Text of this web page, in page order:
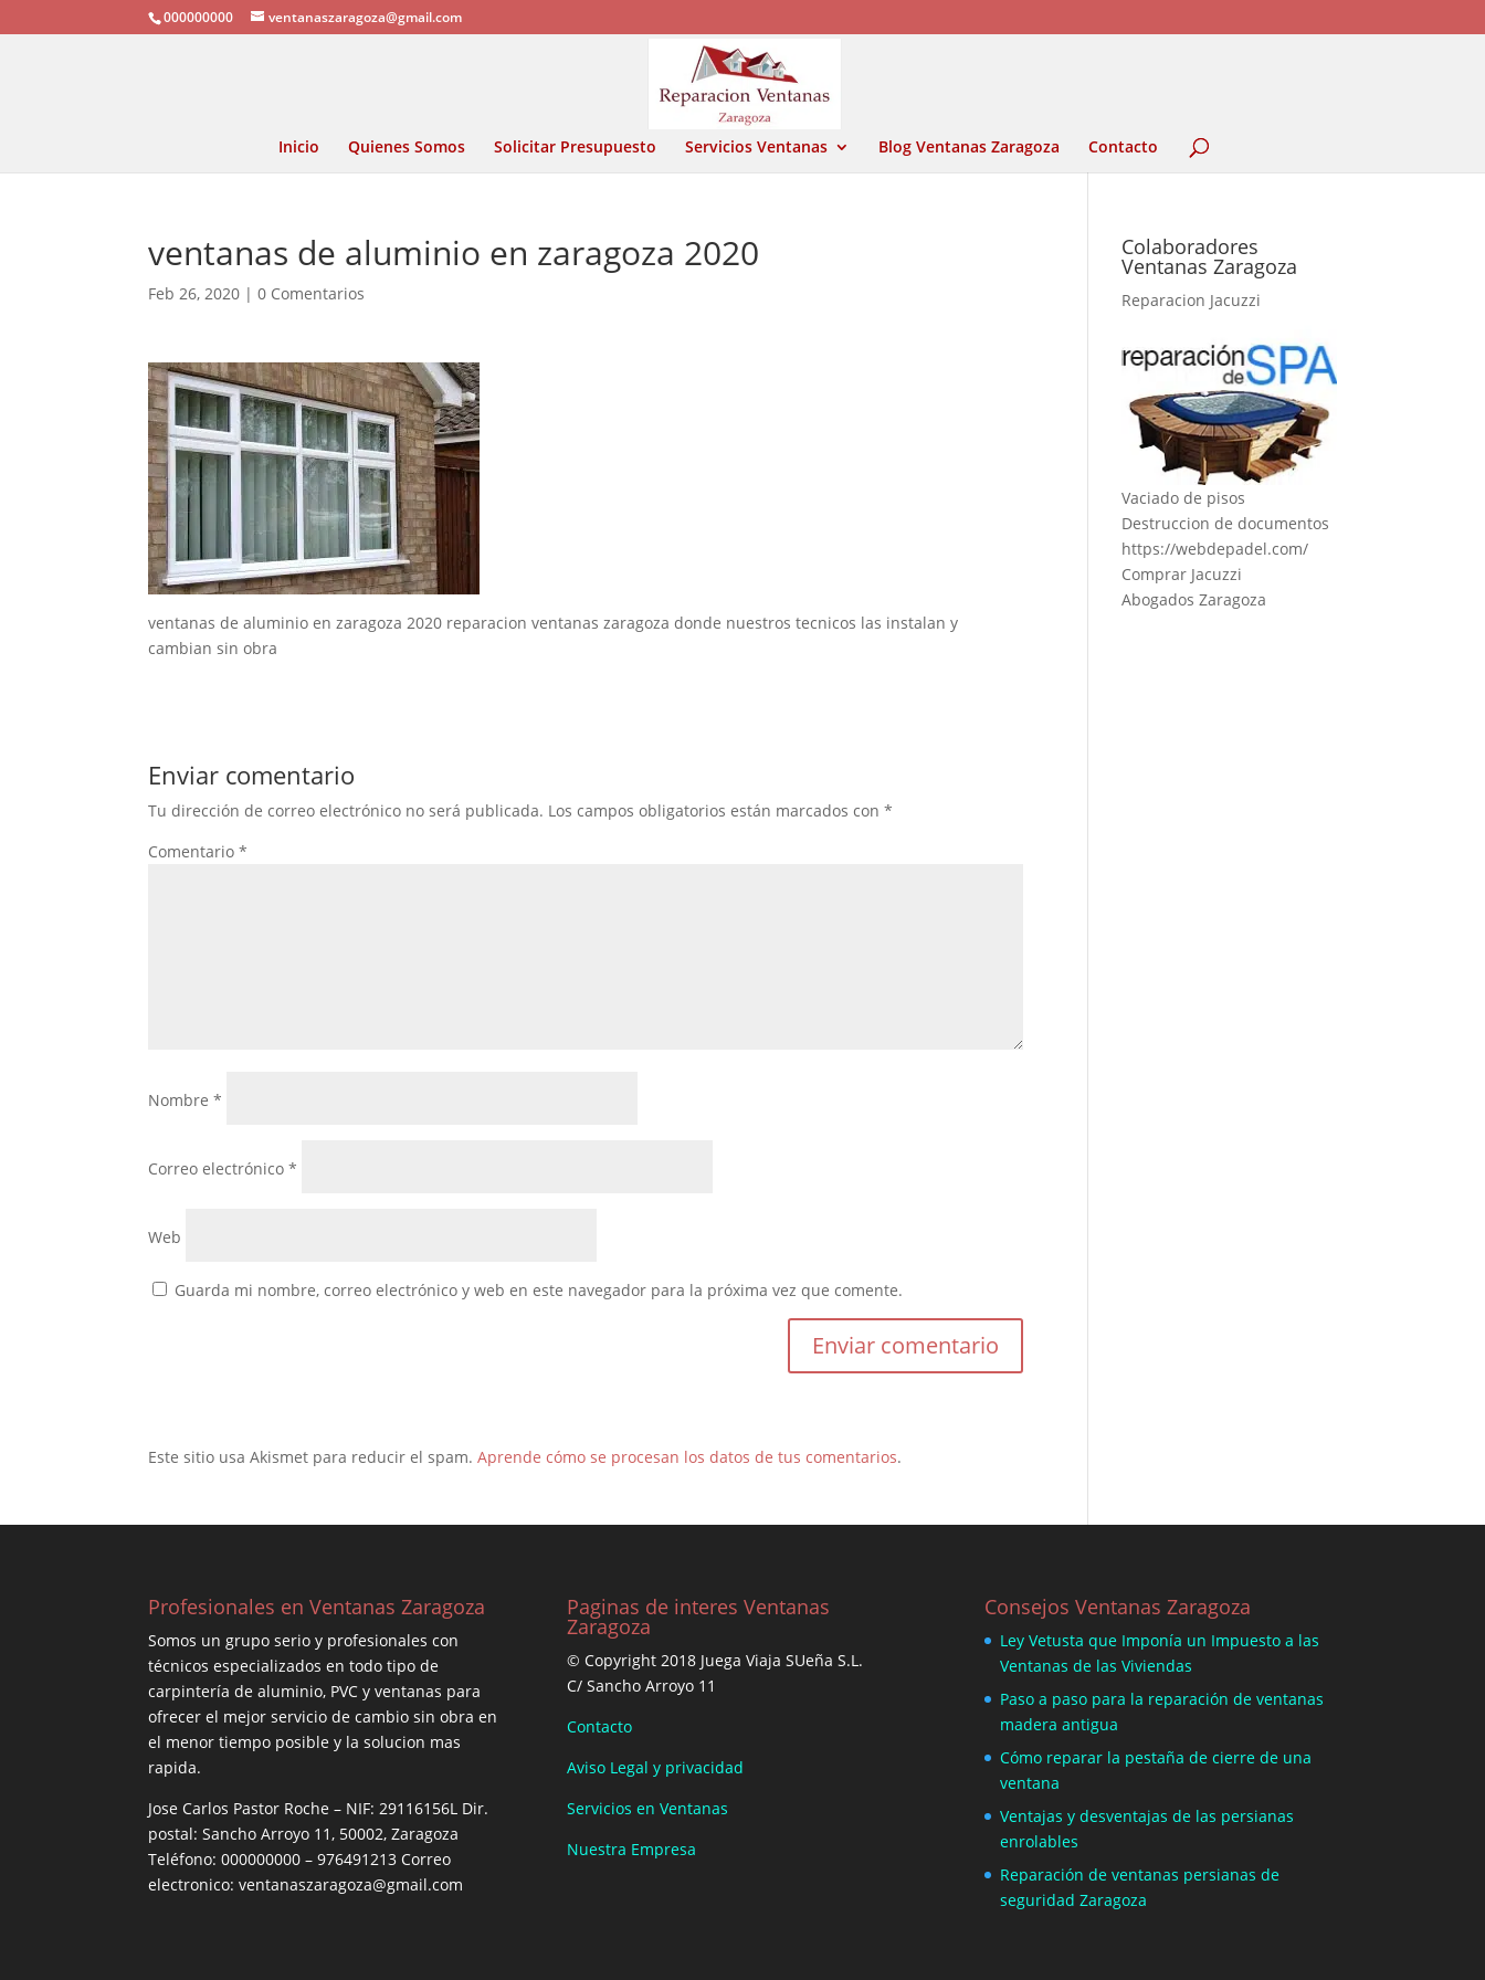
000000000 ventanaszaragoza@gmail.com
Inicio Quienes Somos Solicitar Presupuesto Servicios Ventanas Blog Ventanas Zaragoza Contacto
ventanas de aluminio en zaragoza 2020
Feb 26, 2020 |0 Comentarios
ventanas de aluminio en zaragoza 2020 reparacion ventanas zaragoza donde nuestros tecnicos las instalan y
cambian sin obra
Enviar comentario
Tu dirección de correo electrónico no será publicada. Los campos obligatorios están marcados con*
Comentario*
Nombre*
Correo electrónico*
Web
Guarda mi nombre, correo electrónico y web en este navegador para la próxima vez que comente.
Este sitio usa Akismet para reducir el spam.Aprende cómo se procesan los datos de tus comentarios.
Colaboradores
Ventanas Zaragoza
Reparacion Jacuzzi
Vaciado de pisos
Destruccion de documentos
https://webdepadel.com/
Comprar Jacuzzi
Abogados Zaragoza
Profesionales en Ventanas Zaragoza
Somos un grupo serio y profesionales con
técnicos especializados en todo tipo de
carpintería de aluminio, PVC y ventanas para
ofrecer el mejor servicio de cambio sin obra en
el menor tiempo posible y la solucion mas
rapida.
Jose Carlos Pastor Roche – NIF: 29116156L Dir.
postal: Sancho Arroyo 11, 50002, Zaragoza
Teléfono: 000000000 – 976491213 Correo
electronico: ventanaszaragoza@gmail.com
Paginas de interes Ventanas
Zaragoza
© Copyright 2018 Juega Viaja SUeña S.L.
C/ Sancho Arroyo 11
Contacto
Aviso Legal y privacidad
Servicios en Ventanas
Nuestra Empresa
Consejos Ventanas Zaragoza
Ley Vetusta que Imponía un Impuesto a las
Ventanas de las Viviendas
Paso a paso para la reparación de ventanas
madera antigua
Cómo reparar la pestaña de cierre de una
ventana
Ventajas y desventajas de las persianas
enrolables
Reparación de ventanas persianas de
seguridad Zaragoza